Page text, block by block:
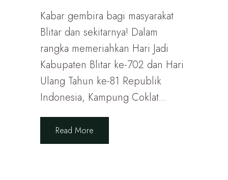
Kabar gembira bagi masyarakat
Blitar dan sekitarnya! Dalam
rangka memeriahkan Hari Jadi
Kabupaten Blitar ke-702 dan Hari
Ulang Tahun ke-81 Republik
Indonesia, Kampung Coklat...
Read More